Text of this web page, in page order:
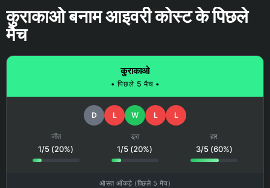
कुराकाओ बनाम आइवरी कोस्ट के पिछले
मैच
कुराकाओ
• पिछले 5 मैच •
D L W L L
जीत
1/5 (20%)
ड्रा
1/5 (20%)
हार
3/5 (60%)
औसत आँकड़े (पिछले 5 मैच)